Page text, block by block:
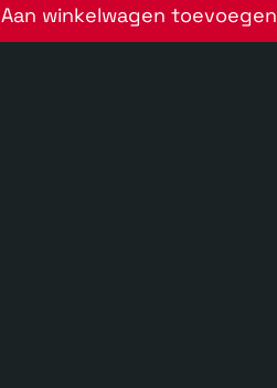
Aan winkelwagen toevoegen